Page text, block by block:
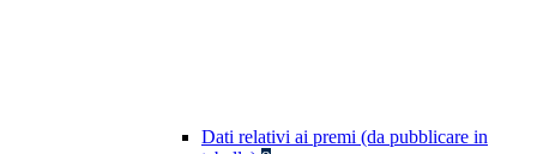
Dati relativi ai premi (da pubblicare in